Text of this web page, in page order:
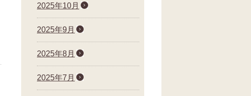
2025年10月
2025年9月
2025年8月
2025年7月